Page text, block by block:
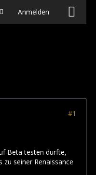
Anmelden
#1
Beta testen durfte,
zu seiner Renaissance